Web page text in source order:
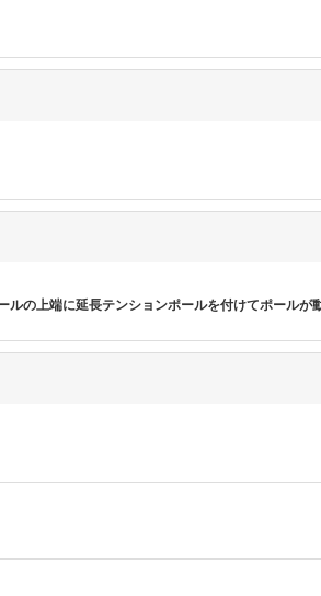
の上端に延長テンションポールを付けてポールが